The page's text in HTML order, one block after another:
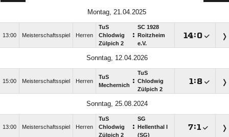
Montag, 21.04.2025
13:00 Meisterschaftsspiel Herren
TuS
Chlodwig
Zülpich 2
:
SC 1928
Roitzheim
e.V.
:
Sonntag, 12.04.2026
15:00 Meisterschaftsspiel Herren
TuS
Mechernich :
TuS
Chlodwig
Zülpich 2
:
Sonntag, 25.08.2024
13:00 Meisterschaftsspiel Herren
TuS
Chlodwig
Zülpich 2
:
SG
Hellenthal I
(SG)
: